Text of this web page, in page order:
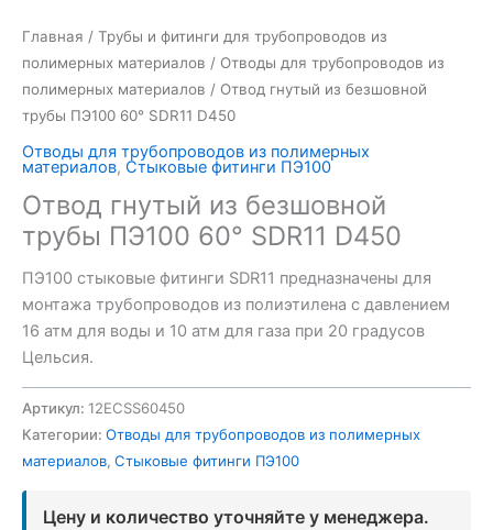
Главная / Трубы и фитинги для трубопроводов из
полимерных материалов / Отводы для трубопроводов из
полимерных материалов / Отвод гнутый из безшовной
трубы ПЭ100 60° SDR11 D450
Отводы для трубопроводов из полимерных
материалов, Стыковые фитинги ПЭ100
Отвод гнутый из безшовной
трубы ПЭ100 60° SDR11 D450
ПЭ100 стыковые фитинги SDR11 предназначены для
монтажа трубопроводов из полиэтилена с давлением
16 атм для воды и 10 атм для газа при 20 градусов
Цельсия.
Артикул: 12ECSS60450
Категории: Отводы для трубопроводов из полимерных
материалов, Стыковые фитинги ПЭ100
Цену и количество уточняйте у менеджера.